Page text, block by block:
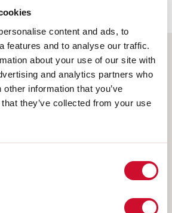
content and ads, to
features and to analyse our traffic.
about your use of our site with
and analytics partners who
information that you’ve
they’ve collected from your use
votre produit
PLAQUE DE PLÂTRE